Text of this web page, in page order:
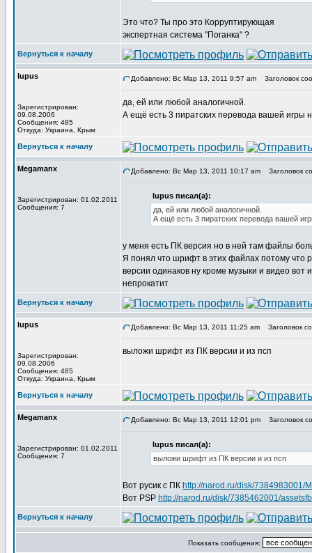
Это что? Ты про это Корруптирующая
экспертная система "Поганка" ?
Вернуться к началу
lupus
Зарегистрирован:
09.08.2006
Сообщения: 485
Откуда: Украина, Крым
Добавлено: Вс Мар 13, 2011 9:57 am Заголовок
да, ей или любой аналогичной.
А ещё есть 3 пиратских перевода вашей игры
Вернуться к началу
Megamanx
Зарегистрирован: 01.02.2011
Сообщения: 7
Добавлено: Вс Мар 13, 2011 10:17 am Заголовок
lupus писал(а):
да, ей или любой аналогичной.
А ещё есть 3 пиратских перевода вашей
у меня есть ПК версия но в ней там файлы
Я понял что шрифт в этих файлах потому что
версии одинаков ну кроме музыки и видео
непрокатит
Вернуться к началу
lupus
Зарегистрирован:
09.08.2006
Сообщения: 485
Откуда: Украина, Крым
Добавлено: Вс Мар 13, 2011 11:25 am Заголовок
выложи шрифт из ПК версии и из псп
Вернуться к началу
Megamanx
Зарегистрирован: 01.02.2011
Сообщения: 7
Добавлено: Вс Мар 13, 2011 12:01 pm Заголовок
lupus писал(а):
выложи шрифт из ПК версии и из псп
Вот русик с ПК http://narod.ru/disk/7384983001/
Вот PSP http://narod.ru/disk/7385462001/
Вернуться к началу
Показать сообщения: